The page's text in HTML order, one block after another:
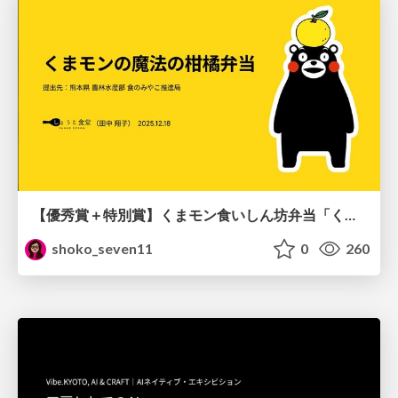
【優秀賞＋特別賞】くまモン食いしん坊弁当「くまモンの魔法の柑橘弁当」最終審査資料
shoko_seven11
0 260